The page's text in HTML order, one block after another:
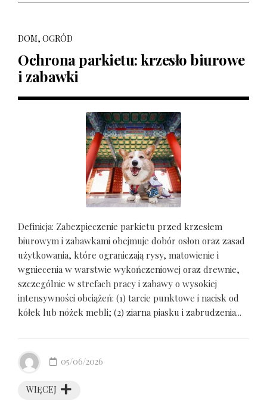
DOM, OGRÓD
Ochrona parkietu: krzesło biurowe
i zabawki
Definicja: Zabezpieczenie parkietu przed krzesłem
biurowym i zabawkami obejmuje dobór osłon oraz zasad
użytkowania, które ograniczają rysy, matowienie i
wgniecenia w warstwie wykończeniowej oraz drewnie,
szczególnie w strefach pracy i zabawy o wysokiej
intensywności obciążeń: (1) tarcie punktowe i nacisk od
kółek lub nóżek mebli; (2) ziarna piasku i zabrudzenia...
WIĘCEJ
05/06/2026